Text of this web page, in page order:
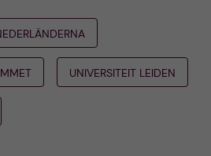
UNIVERSITEIT LEIDEN